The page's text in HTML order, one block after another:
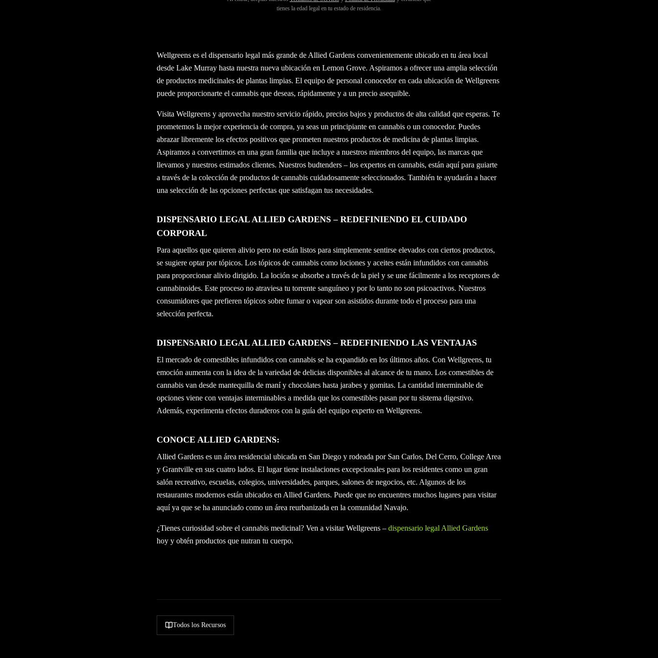
tienes la edad legal en tu estado de residencia.
Wellgreens es el dispensario legal más grande de Allied Gardens convenientemente ubicado en tu área local
desde Lake Murray hasta nuestra nueva ubicación en Lemon Grove. Aspiramos a ofrecer una amplia selección
de productos medicinales de plantas limpias. El equipo de personal conocedor en cada ubicación de Wellgreens
puede proporcionarte el cannabis que deseas, rápidamente y a un precio asequible.
Visita Wellgreens y aprovecha nuestro servicio rápido, precios bajos y productos de alta calidad que esperas. Te
prometemos la mejor experiencia de compra, ya seas un principiante en cannabis o un conocedor. Puedes
abrazar libremente los efectos positivos que prometen nuestros productos de medicina de plantas limpias.
Aspiramos a convertirnos en una gran familia que incluye a nuestros miembros del equipo, las marcas que
llevamos y nuestros estimados clientes. Nuestros budtenders – los expertos en cannabis, están aquí para guiarte
a través de la colección de productos de cannabis cuidadosamente seleccionados. También te ayudarán a hacer
una selección de las opciones perfectas que satisfagan tus necesidades.
DISPENSARIO LEGAL ALLIED GARDENS – REDEFINIENDO EL CUIDADO
CORPORAL
Para aquellos que quieren alivio pero no están listos para simplemente sentirse elevados con ciertos productos,
se sugiere optar por tópicos. Los tópicos de cannabis como lociones y aceites están infundidos con cannabis
para proporcionar alivio dirigido. La loción se absorbe a través de la piel y se une fácilmente a los receptores de
cannabinoides. Este proceso no atraviesa tu torrente sanguíneo y por lo tanto no son psicoactivos. Nuestros
consumidores que prefieren tópicos sobre fumar o vapear son asistidos durante todo el proceso para una
selección perfecta.
DISPENSARIO LEGAL ALLIED GARDENS – REDEFINIENDO LAS VENTAJAS
El mercado de comestibles infundidos con cannabis se ha expandido en los últimos años. Con Wellgreens, tu
emoción aumenta con la idea de la variedad de delicias disponibles al alcance de tu mano. Los comestibles de
cannabis van desde mantequilla de maní y chocolates hasta jarabes y gomitas. La cantidad interminable de
opciones viene con ventajas interminables a medida que los comestibles pasan por tu sistema digestivo.
Además, experimenta efectos duraderos con la guía del equipo experto en Wellgreens.
CONOCE ALLIED GARDENS:
Allied Gardens es un área residencial ubicada en San Diego y rodeada por San Carlos, Del Cerro, College Area
y Grantville en sus cuatro lados. El lugar tiene instalaciones excepcionales para los residentes como un gran
salón recreativo, escuelas, colegios, universidades, parques, salones de negocios, etc. Algunos de los
restaurantes modernos están ubicados en Allied Gardens. Puede que no encuentres muchos lugares para visitar
aquí ya que se ha anunciado como un área reurbanizada en la comunidad Navajo.
¿Tienes curiosidad sobre el cannabis medicinal? Ven a visitar Wellgreens – dispensario legal Allied Gardens
hoy y obtén productos que nutran tu cuerpo.
Todos los Recursos